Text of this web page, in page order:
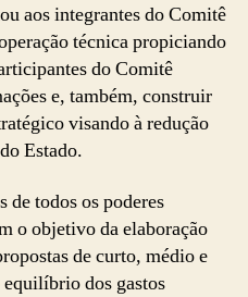
aos integrantes do Comitê
técnica propiciando
do Comitê
e, também, construir
visando à redução
Estado.
de todos os poderes
o objetivo da elaboração
de curto, médio e
dos gastos